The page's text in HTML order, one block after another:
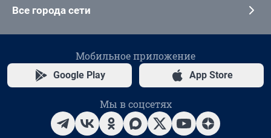
Все города сети
Мобильное приложение
Google Play App Store
Мы в соцсетях